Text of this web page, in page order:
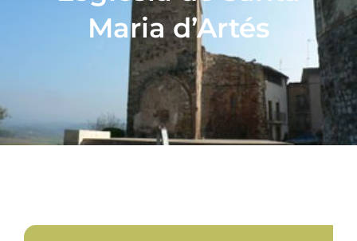
Gastronomia
Maria d’Artés